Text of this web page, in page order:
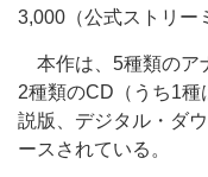
3,000（公式ストリー
本作は、5種類のア
2種類のCD（うち1
説版、デジタル・ダ
ースされている。